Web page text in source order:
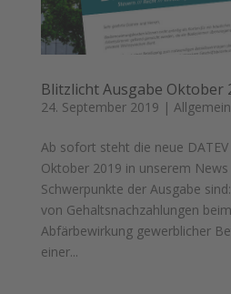
Blitzlicht Ausgabe Oktober
24. September 2019 | Allgemein
Ab sofort steht die neue
Oktober 2019 in unserem
Schwerpunkte der Ausgabe
von Gehaltsnachzahlungen
Abfärbewirkung gewerblicher
einer...